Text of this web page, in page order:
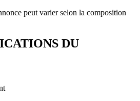
peut varier selon la composition
DU